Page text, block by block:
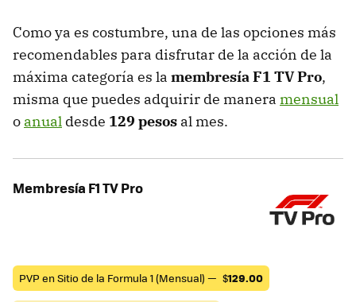
Como ya es costumbre, una de las opciones más
recomendables para disfrutar de la acción de la
máxima categoría es la membresía F1 TV Pro,
misma que puedes adquirir de manera mensual
o anual desde 129 pesos al mes.
Membresía F1 TV Pro
PVP en Sitio de la Formula 1 (Mensual) — $129.00